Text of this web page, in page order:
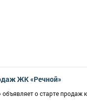
ЖК «Речной»
о старте продаж